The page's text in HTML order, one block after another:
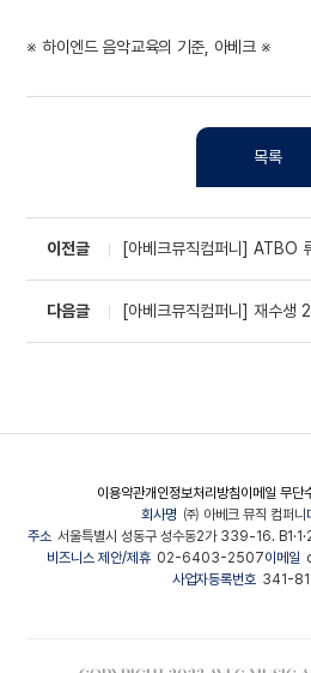
※ 하이엔드 음악교육의 기준, 아베크 ※
목록
이전글 [아베크뮤직컴퍼니] ATBO
다음글 [아베크뮤직컴퍼니] 재수생
이용약관개인정보처리방침이메일 무단
회사명 ㈜ 아베크 뮤직 컴퍼니
주소 서울특별시 성동구 성수동2가 339-16.
비즈니스 제안/제휴 02-6403-2507이메일
사업자등록번호 341-